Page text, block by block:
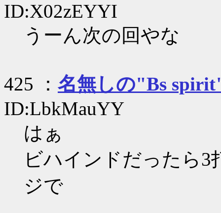
ID:X02zEYYI
うーん次の回やな
425 ： 名無しの"Bs
ID:LbkMauYY
はぁ
ビハインドだったら3
ジで